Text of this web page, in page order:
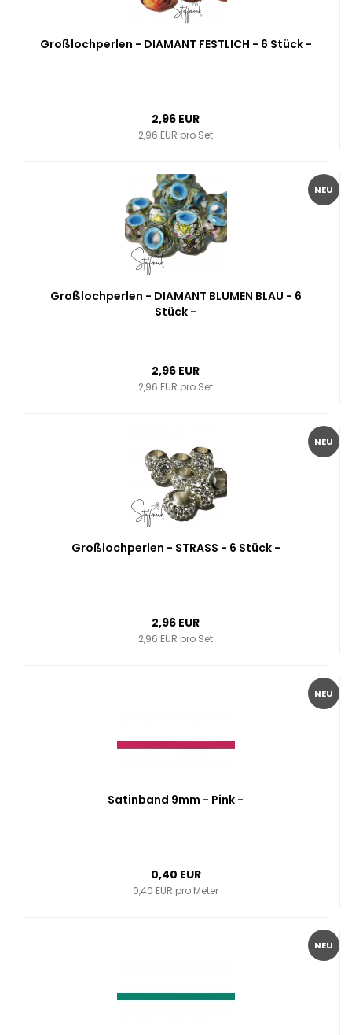
Großlochperlen - DIAMANT FESTLICH - 6 Stück -
2,96 EUR
2,96 EUR pro Set
NEU
Großlochperlen - DIAMANT BLUMEN BLAU - 6
Stück -
2,96 EUR
2,96 EUR pro Set
NEU
Großlochperlen - STRASS - 6 Stück -
2,96 EUR
2,96 EUR pro Set
NEU
Satinband 9mm - Pink -
0,40 EUR
0,40 EUR pro Meter
NEU